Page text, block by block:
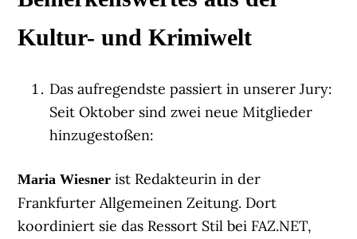
Kultur- und Krimiwelt
Das aufregendste passiert in unserer Jury:
Seit Oktober sind zwei neue Mitglieder
hinzugestoßen:
Maria Wiesner ist Redakteurin in der
Frankfurter Allgemeinen Zeitung. Dort
koordiniert sie das Ressort Stil bei FAZ.NET,